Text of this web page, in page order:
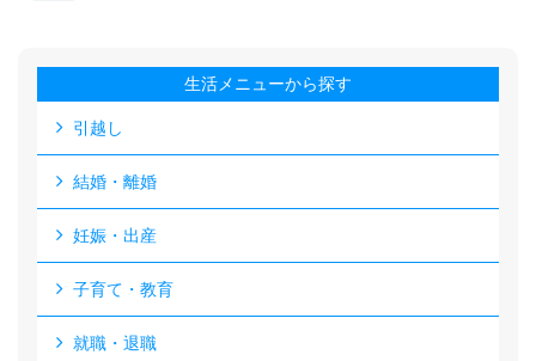
生活メニューから探す
引越し
結婚・離婚
妊娠・出産
子育て・教育
就職・退職